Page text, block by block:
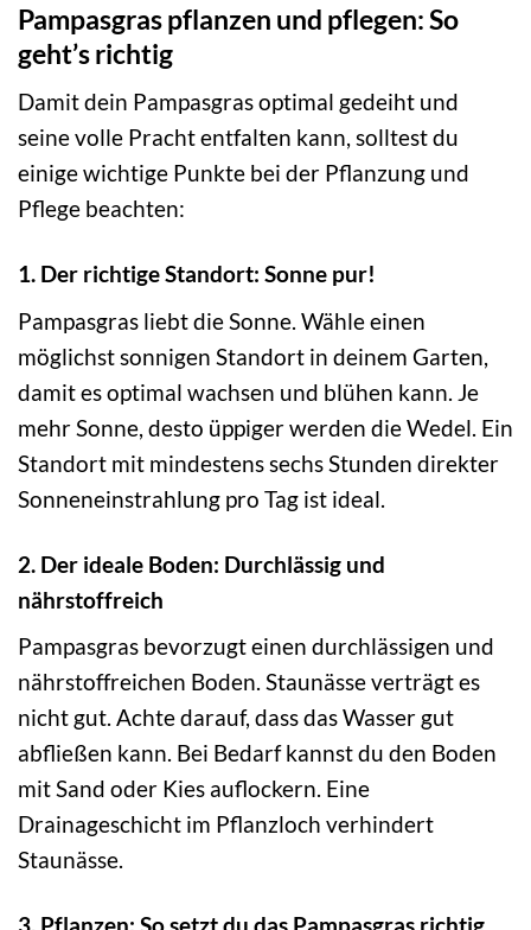
Pampasgras pflanzen und pflegen: So
geht’s richtig
Damit dein Pampasgras optimal gedeiht und
seine volle Pracht entfalten kann, solltest du
einige wichtige Punkte bei der Pflanzung und
Pflege beachten:
1. Der richtige Standort: Sonne pur!
Pampasgras liebt die Sonne. Wähle einen
möglichst sonnigen Standort in deinem Garten,
damit es optimal wachsen und blühen kann. Je
mehr Sonne, desto üppiger werden die Wedel. Ein
Standort mit mindestens sechs Stunden direkter
Sonneneinstrahlung pro Tag ist ideal.
2. Der ideale Boden: Durchlässig und
nährstoffreich
Pampasgras bevorzugt einen durchlässigen und
nährstoffreichen Boden. Staunässe verträgt es
nicht gut. Achte darauf, dass das Wasser gut
abfließen kann. Bei Bedarf kannst du den Boden
mit Sand oder Kies auflockern. Eine
Drainageschicht im Pflanzloch verhindert
Staunässe.